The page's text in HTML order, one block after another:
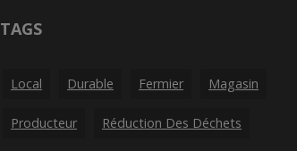
TAGS
Local Durable Fermier Magasin
Producteur Réduction Des Déchets